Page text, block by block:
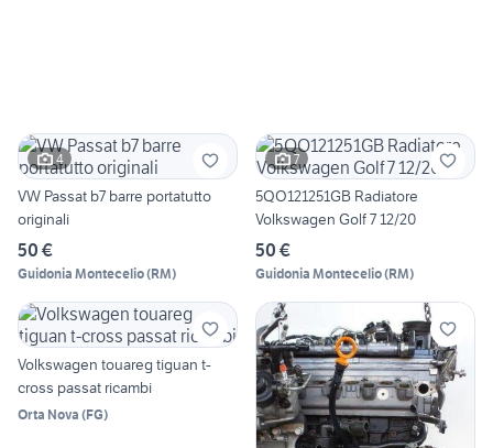
4
VW Passat b7 barre portatutto
originali
50 €
Guidonia Montecelio(RM)
7
5QO121251GB Radiatore
Volkswagen Golf 7 12/20
50 €
Guidonia Montecelio(RM)
Volkswagen touareg tiguan t-
cross passat ricambi
Orta Nova (FG)